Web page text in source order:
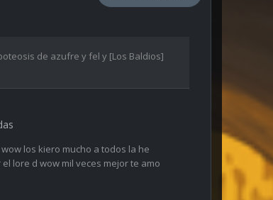
de azufre y fel y [Los Baldios]
los kiero mucho a todos la he
lore d wow mil veces mejor te amo